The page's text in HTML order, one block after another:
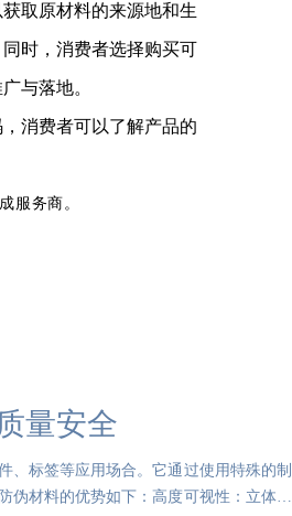
取原材料的来源地和生
时，消费者选择购买可
与落地。
消费者可以了解产品的
服务商。
量安全
、标签等应用场合。它通过使用特殊的制
伪材料的优势如下：高度可视性：立体防